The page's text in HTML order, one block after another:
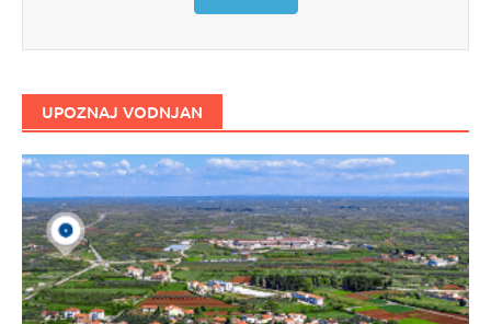
UPOZNAJ VODNJAN